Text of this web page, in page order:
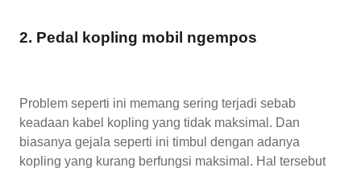
2. Pedal kopling mobil ngempos
Problem seperti ini memang sering terjadi sebab
keadaan kabel kopling yang tidak maksimal. Dan
biasanya gejala seperti ini timbul dengan adanya
kopling yang kurang berfungsi maksimal. Hal tersebut